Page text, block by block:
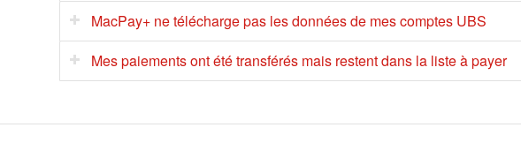
MacPay+ ne télécharge pas les données de mes comptes UBS
Mes paiements ont été transférés mais restent dans la liste à payer